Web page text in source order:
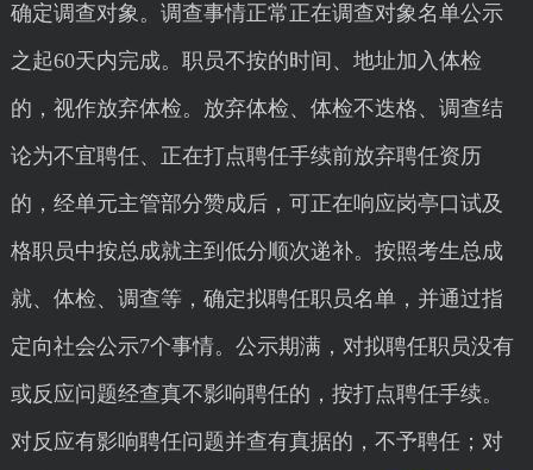
确定调查对象。调查事情正常正在调查对象名单公示
之起60天内完成。职员不按的时间、地址加入体检
的，视作放弃体检。放弃体检、体检不迭格、调查结
论为不宜聘任、正在打点聘任手续前放弃聘任资历
的，经单元主管部分赞成后，可正在响应岗亭口试及
格职员中按总成就主到低分顺次递补。按照考生总成
就、体检、调查等，确定拟聘任职员名单，并通过指
定向社会公示7个事情。公示期满，对拟聘任职员没有
或反应问题经查真不影响聘任的，按打点聘任手续。
对反应有影响聘任问题并查有真据的，不予聘任；对